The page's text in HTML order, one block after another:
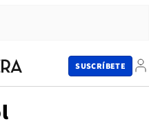
SUSCRÍBETE